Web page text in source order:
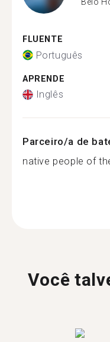
FLUENTE
Português
APRENDE
Inglês
Parceiro/a de
native people of
Você